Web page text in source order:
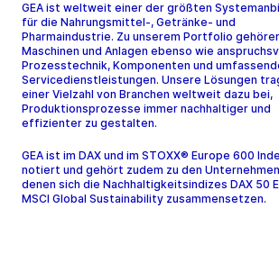
GEA ist weltweit einer der größten
für die Nahrungsmittel-, Getränke- und
Pharmaindustrie. Zu unserem Portfolio
Maschinen und Anlagen ebenso wie
Prozesstechnik, Komponenten und
Servicedienstleistungen. Unsere Lösungen
einer Vielzahl von Branchen weltweit dazu bei,
Produktionsprozesse immer nachhaltiger und
effizienter zu gestalten.
GEA ist im DAX und im STOXX® Europe 600
notiert und gehört zudem zu den
denen sich die Nachhaltigkeitsindizes DAX 50
MSCI Global Sustainability zusammensetzen.